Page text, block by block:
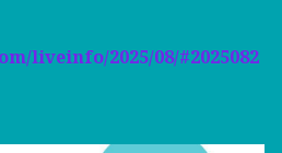
liveinfo/2025/08/#2025082